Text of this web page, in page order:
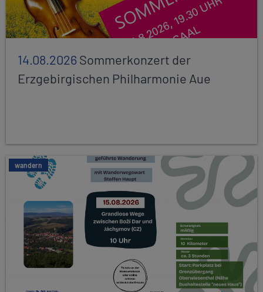
14.08.2026Sommerkonzert der
Erzgebirgischen Philharmonie Aue
wandern